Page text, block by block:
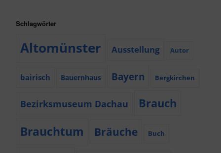
Schlagwörter
Altomünster Ausstellung Autor
bairisch Bauernhaus Bayern Bergkirchen
Bezirksmuseum Dachau Brauch
Brauchtum Bräuche Buch